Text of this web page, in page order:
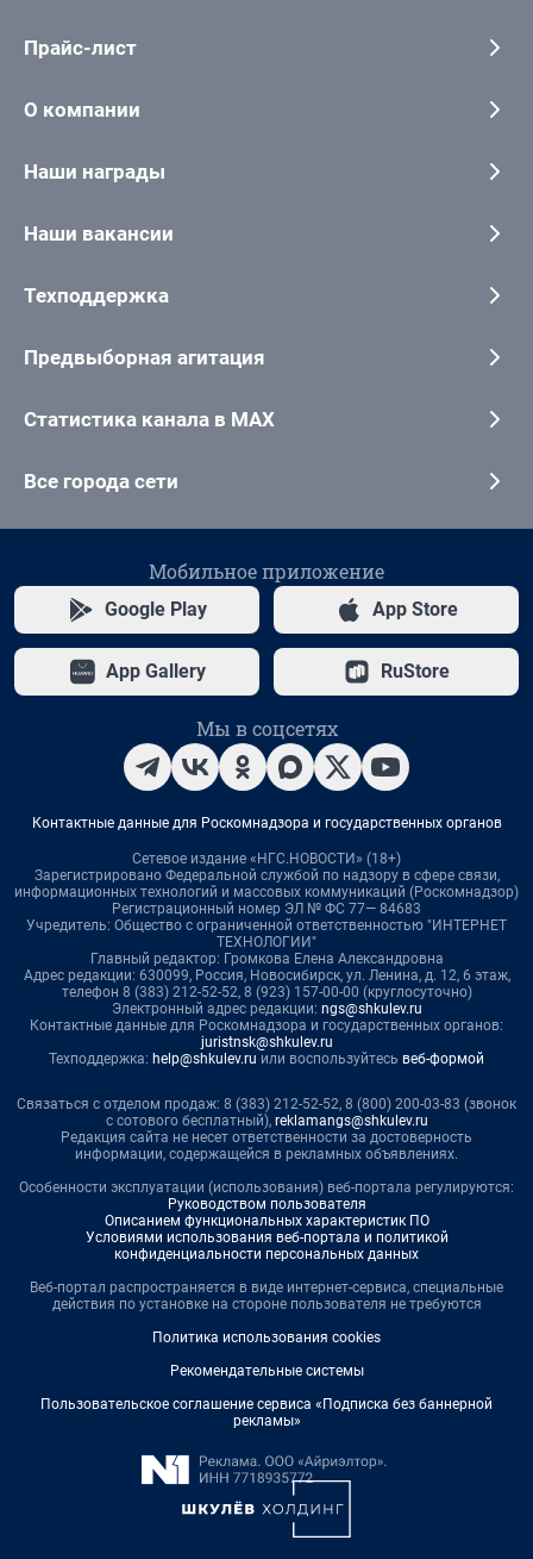
Прайс-лист
О компании
Наши награды
Наши вакансии
Техподдержка
Предвыборная агитация
Статистика канала в MAX
Все города сети
Мобильное приложение
Google Play App Store
App Gallery RuStore
Мы в соцсетях
Контактные данные для Роскомнадзора и государственных органов
Сетевое издание «НГС.НОВОСТИ» (18+)
Зарегистрировано Федеральной службой по надзору в сфере связи,
информационных технологий и массовых коммуникаций (Роскомнадзор)
Регистрационный номер ЭЛ № ФС 77— 84683
Учредитель: Общество с ограниченной ответственностью "ИНТЕРНЕТ
ТЕХНОЛОГИИ"
Главный редактор: Громкова Елена Александровна
Адрес редакции: 630099, Россия, Новосибирск, ул. Ленина, д. 12, 6 этаж,
телефон 8 (383) 212-52-52, 8 (923) 157-00-00 (круглосуточно)
Электронный адрес редакции: ngs@shkulev.ru
Контактные данные для Роскомнадзора и государственных органов:
juristnsk@shkulev.ru
Техподдержка: help@shkulev.ru или воспользуйтесь веб-формой
Связаться с отделом продаж: 8 (383) 212-52-52, 8 (800) 200-03-83 (звонок
с сотового бесплатный), reklamangs@shkulev.ru
Редакция сайта не несет ответственности за достоверность
информации, содержащейся в рекламных объявлениях.
Особенности эксплуатации (использования) веб-портала регулируются:
Руководством пользователя
Описанием функциональных характеристик ПО
Условиями использования веб-портала и политикой
конфиденциальности персональных данных
Веб-портал распространяется в виде интернет-сервиса, специальные
действия по установке на стороне пользователя не требуются
Политика использования cookies
Рекомендательные системы
Пользовательское соглашение сервиса «Подписка без баннерной
рекламы»